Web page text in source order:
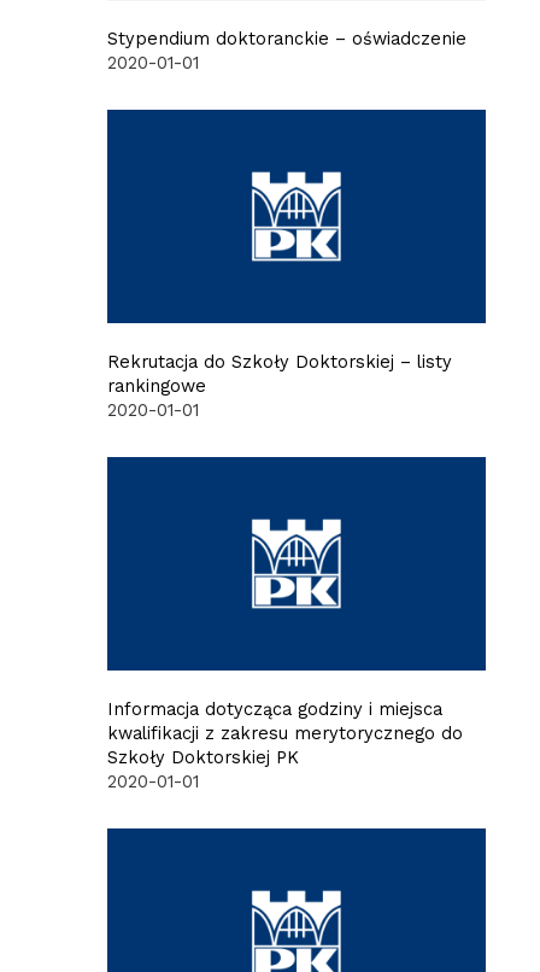
Stypendium doktoranckie – oświadczenie
2020-01-01
Rekrutacja do Szkoły Doktorskiej – listy
rankingowe
2020-01-01
Informacja dotycząca godziny i miejsca
kwalifikacji z zakresu merytorycznego do
Szkoły Doktorskiej PK
2020-01-01